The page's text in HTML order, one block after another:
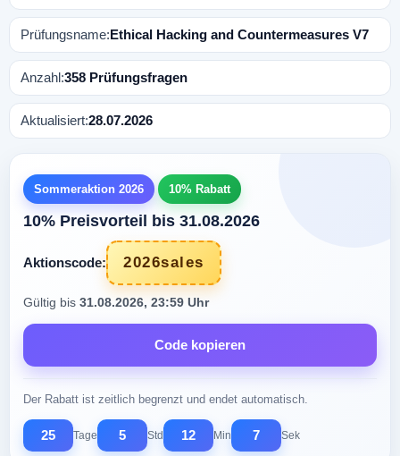
Prüfungsname:Ethical Hacking and Countermeasures V7
Anzahl:358 Prüfungsfragen
Aktualisiert:28.07.2026
Sommeraktion 2026 10% Rabatt
10% Preisvorteil bis 31.08.2026
Aktionscode: 2026sales
Gültig bis 31.08.2026, 23:59 Uhr
Code kopieren
Der Rabatt ist zeitlich begrenzt und endet automatisch.
25 Tage 5 Std 12 Min 6 Sek